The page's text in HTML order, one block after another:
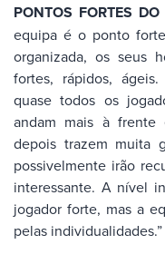
PONTOS FORTES
equipa é o ponto
organizada, os seus
fortes, rápidos,
quase todos os
andam mais à
depois trazem muita
possivelmente irão
interessante. A nível
jogador forte, mas a
pelas individualidades.”